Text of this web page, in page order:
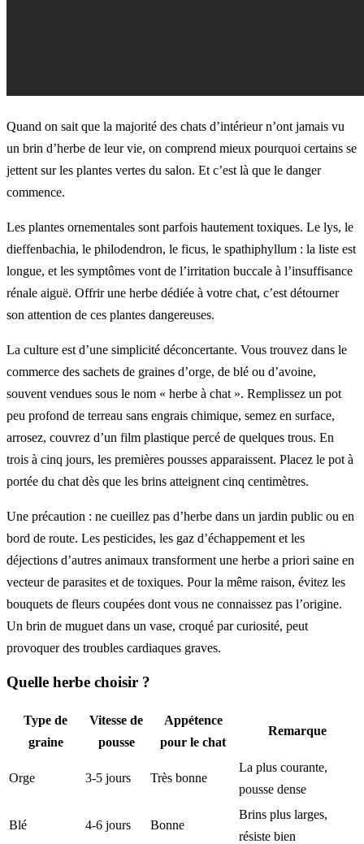
Quand on sait que la majorité des chats d’intérieur n’ont jamais vu
un brin d’herbe de leur vie, on comprend mieux pourquoi certains se
jettent sur les plantes vertes du salon. Et c’est là que le danger
commence.
Les plantes ornementales sont parfois hautement toxiques. Le lys, le
dieffenbachia, le philodendron, le ficus, le spathiphyllum : la liste est
longue, et les symptômes vont de l’irritation buccale à l’insuffisance
rénale aiguë. Offrir une herbe dédiée à votre chat, c’est détourner
son attention de ces plantes dangereuses.
La culture est d’une simplicité déconcertante. Vous trouvez dans le
commerce des sachets de graines d’orge, de blé ou d’avoine,
souvent vendues sous le nom « herbe à chat ». Remplissez un pot
peu profond de terreau sans engrais chimique, semez en surface,
arrosez, couvrez d’un film plastique percé de quelques trous. En
trois à cinq jours, les premières pousses apparaissent. Placez le pot à
portée du chat dès que les brins atteignent cinq centimètres.
Une précaution : ne cueillez pas d’herbe dans un jardin public ou en
bord de route. Les pesticides, les gaz d’échappement et les
déjections d’autres animaux transforment une herbe a priori saine en
vecteur de parasites et de toxiques. Pour la même raison, évitez les
bouquets de fleurs coupées dont vous ne connaissez pas l’origine.
Un brin de muguet dans un vase, croqué par curiosité, peut
provoquer des troubles cardiaques graves.
Quelle herbe choisir ?
Type de
graine
Vitesse de
pousse
Appétence
pour le chat
Remarque
Orge 3-5 jours Très bonne
La plus courante,
pousse dense
Blé 4-6 jours Bonne
Brins plus larges,
résiste bien